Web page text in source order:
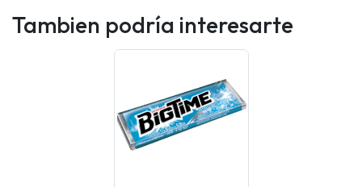
Tambien podría interesarte